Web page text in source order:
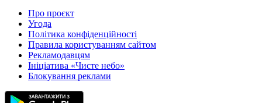
Про проєкт
Угода
Політика конфіденційності
Правила користуванням сайтом
Рекламодавцям
Ініціатива «Чисте небо»
Блокування реклами